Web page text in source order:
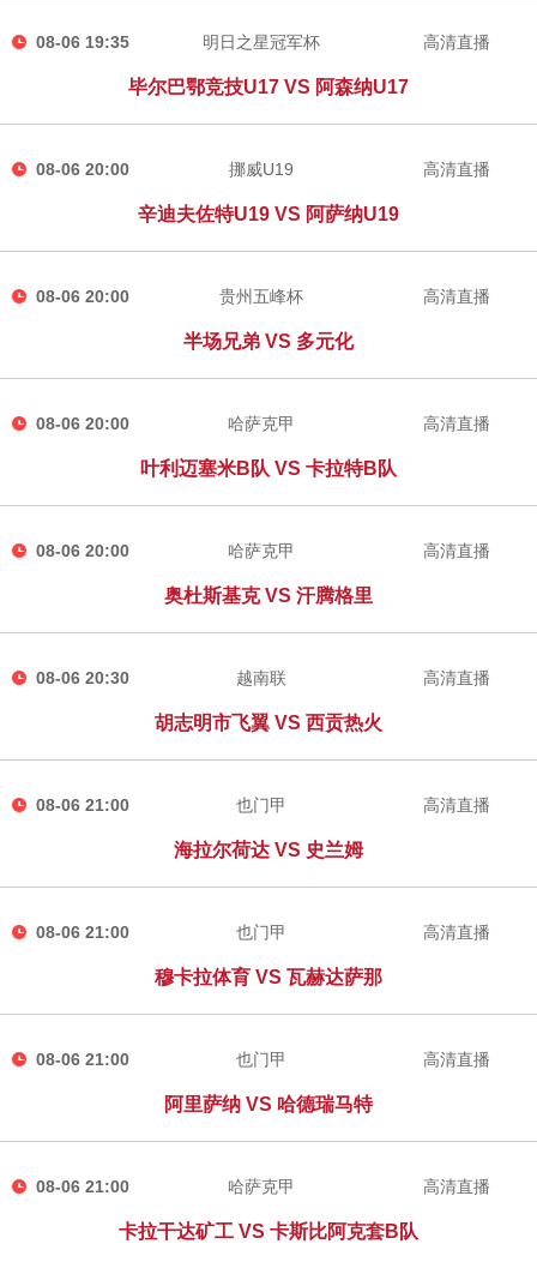
08-06 19:35 明日之星冠军杯
毕尔巴鄂竞技U17 VS 阿森纳U17
高清直播
08-06 20:00 挪威U19
辛迪夫佐特U19 VS 阿萨纳U19
高清直播
08-06 20:00 贵州五峰杯
半场兄弟 VS 多元化
高清直播
08-06 20:00 哈萨克甲
叶利迈塞米B队 VS 卡拉特B队
高清直播
08-06 20:00 哈萨克甲
奥杜斯基克 VS 汗腾格里
高清直播
08-06 20:30 越南联
胡志明市飞翼 VS 西贡热火
高清直播
08-06 21:00 也门甲
海拉尔荷达 VS 史兰姆
高清直播
08-06 21:00 也门甲
穆卡拉体育 VS 瓦赫达萨那
高清直播
08-06 21:00 也门甲
阿里萨纳 VS 哈德瑞马特
高清直播
08-06 21:00 哈萨克甲
卡拉干达矿工 VS 卡斯比阿克套B队
高清直播